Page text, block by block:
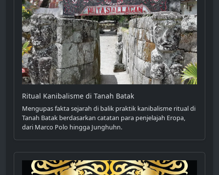
Ritual Kanibalisme di Tanah Batak
Mengupas fakta sejarah di balik praktik kanibalisme ritual di
Tanah Batak berdasarkan catatan para penjelajah Eropa,
dari Marco Polo hingga Junghuhn.